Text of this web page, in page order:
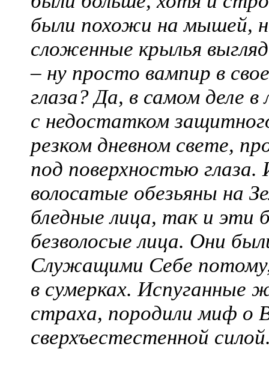
были похожи на мышей,
сложенные крылья
– ну просто вампир в
глаза? Да, в самом деле
с недостатком
резком дневном свете,
под поверхностью
волосатые обезьяны на
бледные лица, так и эти
безволосые лица. Они
Служащими Себе
в сумерках.
страха, породили миф о
сверхъестестенной